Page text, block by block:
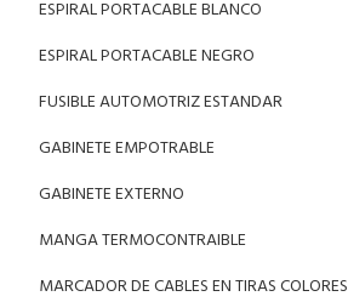
ESPIRAL PORTACABLE BLANCO
ESPIRAL PORTACABLE NEGRO
FUSIBLE AUTOMOTRIZ ESTANDAR
GABINETE EMPOTRABLE
GABINETE EXTERNO
MANGA TERMOCONTRAIBLE
MARCADOR DE CABLES EN TIRAS COLORES